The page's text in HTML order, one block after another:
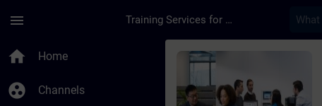
menu Training Services for Digital Industries
home Home
group_work Channels
Course - SIMATIC